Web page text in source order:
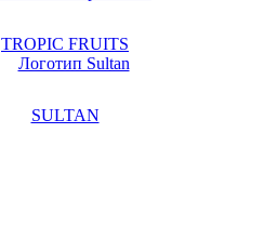
TROPIC FRUITS
SULTAN